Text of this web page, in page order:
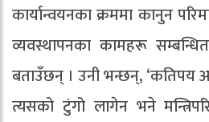
कार्यान्वयनका क्रममा कानुन
व्यवस्थापनका कामहरू
बताउँछन् । उनी भन्छन्, ‘कतिपय
त्यसको टुंगो लागेन भने